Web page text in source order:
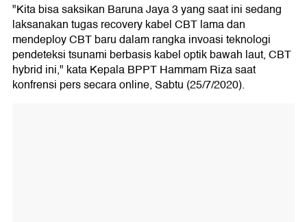
"Kita bisa saksikan Baruna Jaya 3 yang saat ini sedang
laksanakan tugas recovery kabel CBT lama dan
mendeploy CBT baru dalam rangka invoasi teknologi
pendeteksi tsunami berbasis kabel optik bawah laut, CBT
hybrid ini," kata Kepala BPPT Hammam Riza saat
konfrensi pers secara online, Sabtu (25/7/2020).